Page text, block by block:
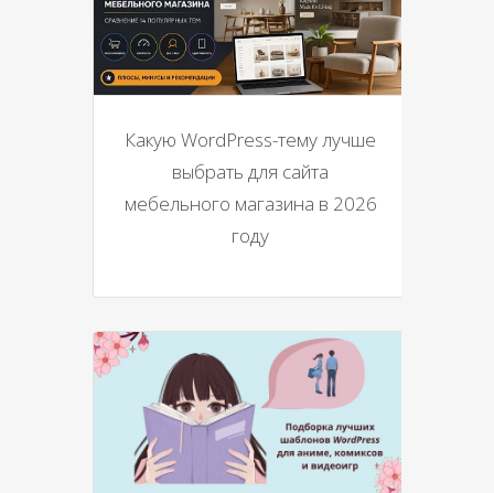
Какую WordPress-тему лучше
выбрать для сайта
мебельного магазина в 2026
году